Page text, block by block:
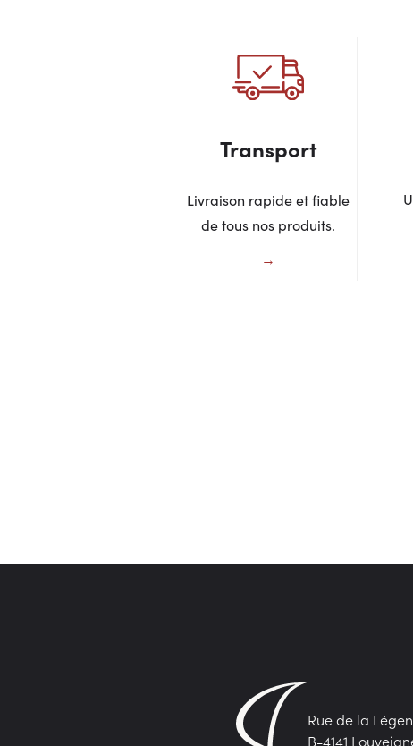
Transport
Livraison rapide et fiable
de tous nos produits.
Rue de la
B-4141